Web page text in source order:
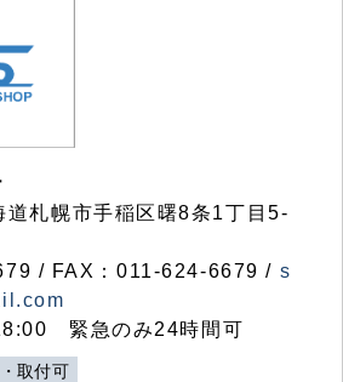
札幌市手稲区曙8条1丁目5-
/ FAX：011-624-6679 / s
緊急のみ24時間可
取付可